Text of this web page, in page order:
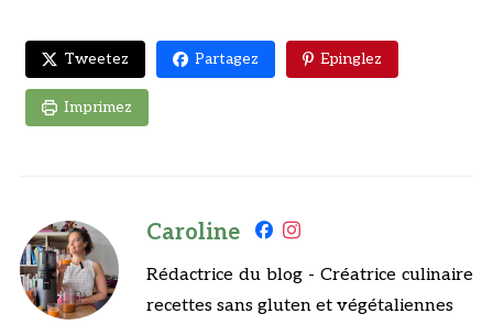
Tweetez Partagez Epinglez
Imprimez
Caroline
Rédactrice du blog - Créatrice culinaire
recettes sans gluten et végétaliennes